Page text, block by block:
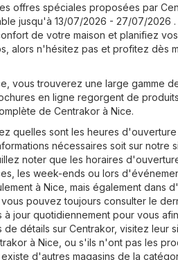
offres spéciales proposées par
jusqu'à 13/07/2026 - 27/07/2026
de votre maison et planifiez
alors n'hésitez pas et profitez dès
vous trouverez une large gamme
en ligne regorgent de
de Centrakor à Nice.
quelles sont les heures
nécessaires soit sur notre
noter que les horaires
les week-ends ou lors
à Nice, mais également dans
pouvez toujours consulter le
à jour quotidiennement pour vous
de détails sur Centrakor, visitez leur
à Nice, ou s'ils n'ont pas les
d'autres magasins de la